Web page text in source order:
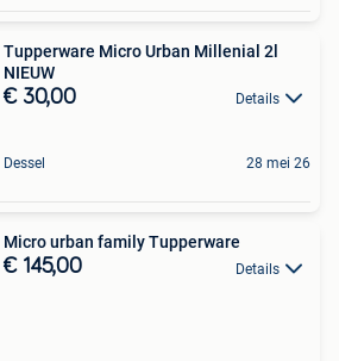
Tupperware Micro Urban Millenial 2l
NIEUW
€ 30,00 Details
Dessel 28 mei 26
Micro urban family Tupperware
€ 145,00 Details